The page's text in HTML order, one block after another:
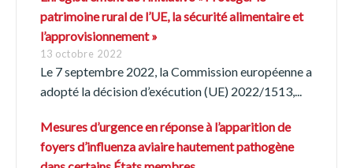
patrimoine rural de l’UE, la sécurité alimentaire et
l’approvisionnement »
13 octobre 2022
Le 7 septembre 2022, la Commission européenne a
adopté la décision d’exécution (UE) 2022/1513,...
Mesures d’urgence en réponse à l’apparition de
foyers d’influenza aviaire hautement pathogène